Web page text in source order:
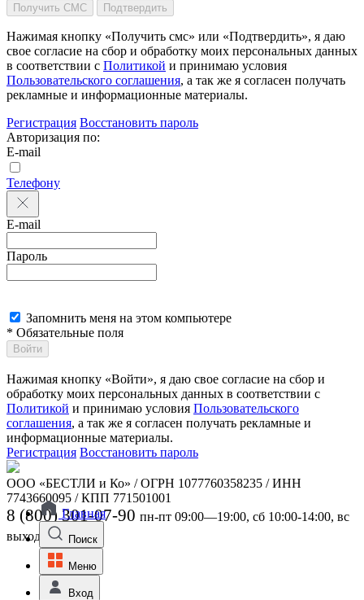
Получить СМС Подтвердить
Нажимая кнопку «Получить смс» или «Подтвердить», я даю
свое согласие на сбор и обработку моих персональных данных
в соответствии с Политикой и принимаю условия
Пользовательского соглашения, а так же я согласен получать
рекламные и информационные материалы.
Регистрация Восстановить пароль
Авторизация по:
E-mail
Телефону
E-mail
Пароль
Запомнить меня на этом компьютере
* Обязательные поля
Войти
Нажимая кнопку «Войти», я даю свое согласие на сбор и
обработку моих персональных данных в соответствии с
Политикой и принимаю условия Пользовательского
соглашения, а так же я согласен получать рекламные и
информационные материалы.
Регистрация Восстановить пароль
ООО «БЕСТЛИ и Ко» / ОГРН 1077760358235 / ИНН
7743660095 / КПП 771501001
8 (800) 301-07-90 пн-пт 09:00—19:00, сб 10:00-14:00, вс
выходной
Главная
Поиск
Меню
Вход